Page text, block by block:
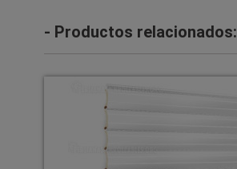
- Productos relacionados: